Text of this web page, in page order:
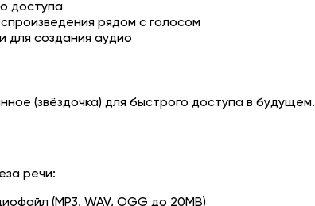
доступа
рядом с голосом
для создания аудио
(звёздочка) для быстрого доступа в будущем.
речи:
(MP3, WAV, OGG до 20MB)